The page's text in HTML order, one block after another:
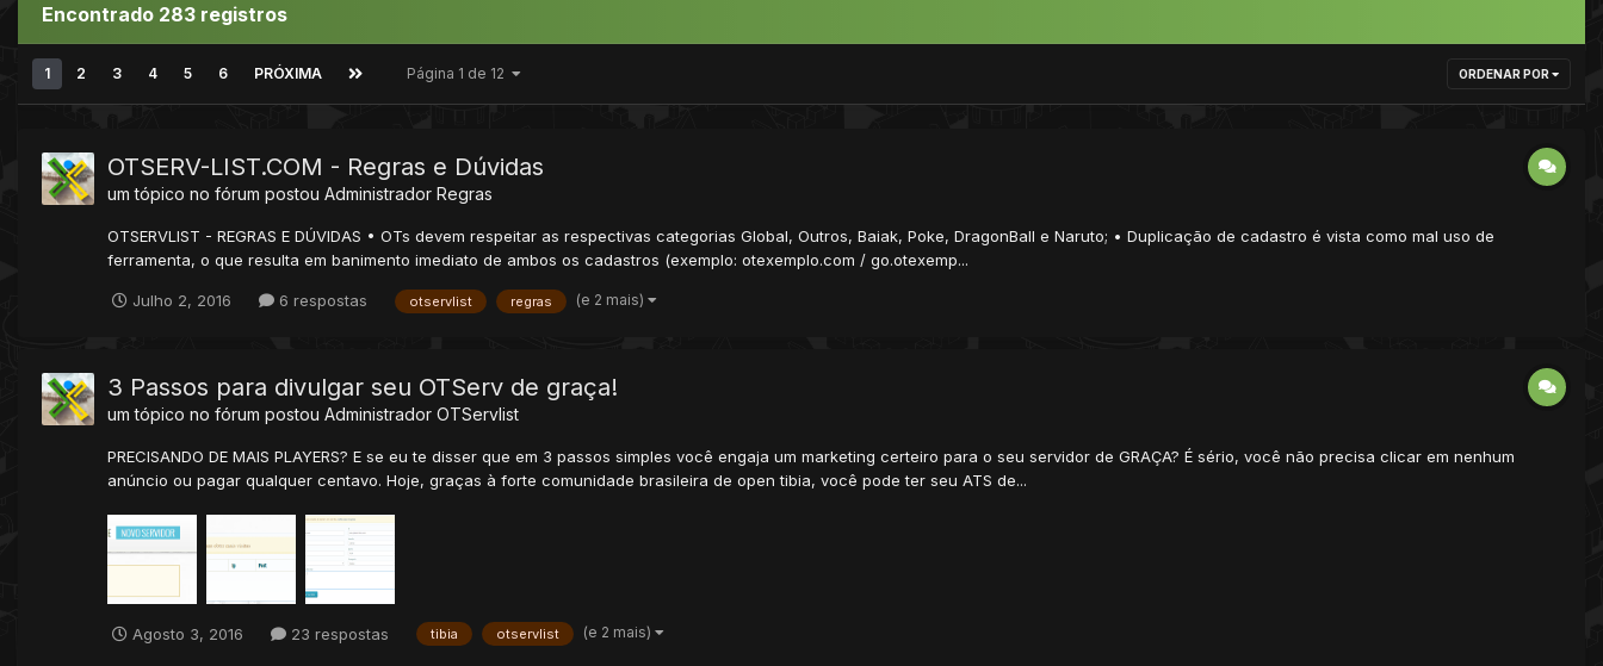
Encontrado 283 registros
1 2 3 4 5 6 PRÓXIMA Página 1 de 12 ORDENAR POR
OTSERV-LIST.COM - Regras e Dúvidas
um tópico no fórum postou Administrador Regras
OTSERVLIST - REGRAS E DÚVIDAS • OTs devem respeitar as respectivas categorias Global, Outros, Baiak, Poke, DragonBall e Naruto; • Duplicação de cadastro é vista como mal uso de
ferramenta, o que resulta em banimento imediato de ambos os cadastros (exemplo: otexemplo.com / go.otexemp...
Julho 2, 2016 6 respostas otservlist regras (e 2 mais)
3 Passos para divulgar seu OTServ de graça!
um tópico no fórum postou Administrador OTServlist
PRECISANDO DE MAIS PLAYERS? E se eu te disser que em 3 passos simples você engaja um marketing certeiro para o seu servidor de GRAÇA? É sério, você não precisa clicar em nenhum
anúncio ou pagar qualquer centavo. Hoje, graças à forte comunidade brasileira de open tibia, você pode ter seu ATS de...
Agosto 3, 2016 23 respostas tibia otservlist (e 2 mais)